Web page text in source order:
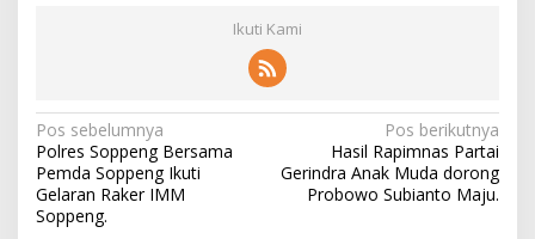
Ikuti Kami
Navigasi
pos
Pos sebelumnya
Polres Soppeng Bersama
Pemda Soppeng Ikuti
Gelaran Raker IMM
Soppeng.
Pos berikutnya
Hasil Rapimnas Partai
Gerindra Anak Muda dorong
Probowo Subianto Maju.